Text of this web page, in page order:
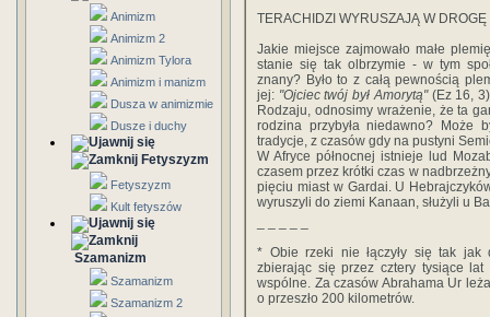
Animizm
Animizm 2
Animizm Tylora
Animizm i manizm
Dusza w animizmie
Dusze i duchy
Fetyszyzm
Fetyszyzm
Kult fetyszów
Szamanizm
Szamanizm
Szamanizm 2
TERACHIDZI WYRUSZAJĄ W DROGĘ
Jakie miejsce zajmowało małe
stanie się tak olbrzymie - w tym
znany? Było to z całą pewnością
jej: "Ojciec twój był Amorytą"(Ez 16,
Rodzaju, odnosimy wrażenie, że ta
rodzina przybyła niedawno? Może
tradycje, z czasów gdy na pustyni
W Afryce północnej istnieje lud
czasem przez krótki czas w
pięciu miast w Gardai. U
wyruszyli do ziemi Kanaan, służyli u
* Obie rzeki nie łączyły się tak jak
zbierając się przez cztery tysiące lat
wspólne. Za czasów Abrahama Ur
o przeszło 200 kilometrów.